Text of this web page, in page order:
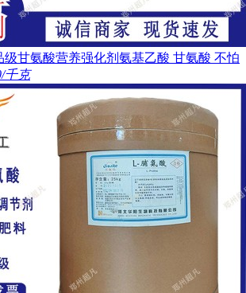
级甘氨酸营养强化剂氨基乙酸 甘氨酸 不怕
千克